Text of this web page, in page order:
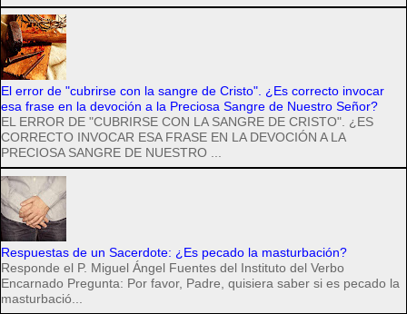
El error de "cubrirse con la sangre de Cristo". ¿Es correcto invocar
esa frase en la devoción a la Preciosa Sangre de Nuestro Señor?
EL ERROR DE "CUBRIRSE CON LA SANGRE DE CRISTO". ¿ES
CORRECTO INVOCAR ESA FRASE EN LA DEVOCIÓN A LA
PRECIOSA SANGRE DE NUESTRO ...
Respuestas de un Sacerdote: ¿Es pecado la masturbación?
Responde el P. Miguel Ángel Fuentes del Instituto del Verbo
Encarnado Pregunta: Por favor, Padre, quisiera saber si es pecado la
masturbació...